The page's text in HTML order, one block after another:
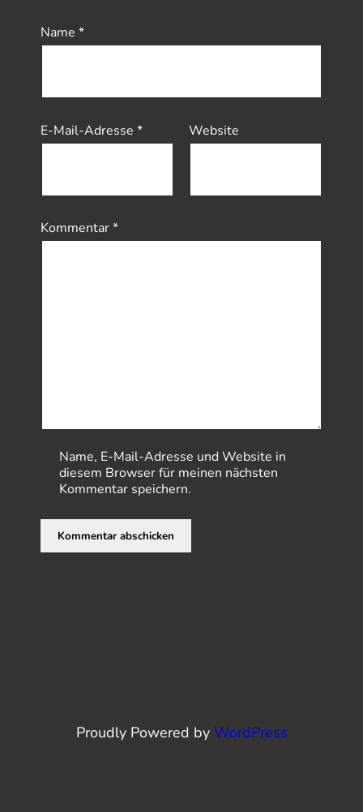
Kommentar*
Name*
E-Mail-Adresse* Website
Name, E-Mail-Adresse und Website in
diesem Browser für meinen nächsten
Kommentar speichern.
Proudly Powered by WordPress